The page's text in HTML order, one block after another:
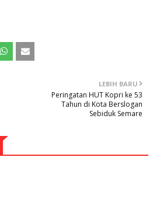
LEBIH BARU
Peringatan HUT Kopri ke 53
Tahun di Kota Berslogan
Sebiduk Semare